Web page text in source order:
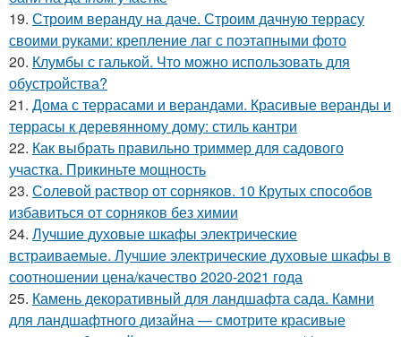
19. Строим веранду на даче. Строим дачную террасу
своими руками: крепление лаг с поэтапными фото
20. Клумбы с галькой. Что можно использовать для
обустройства?
21. Дома с террасами и верандами. Красивые веранды и
террасы к деревянному дому: стиль кантри
22. Как выбрать правильно триммер для садового
участка. Прикиньте мощность
23. Солевой раствор от сорняков. 10 Крутых способов
избавиться от сорняков без химии
24. Лучшие духовые шкафы электрические
встраиваемые. Лучшие электрические духовые шкафы в
соотношении цена/качество 2020-2021 года
25. Камень декоративный для ландшафта сада. Камни
для ландшафтного дизайна — смотрите красивые